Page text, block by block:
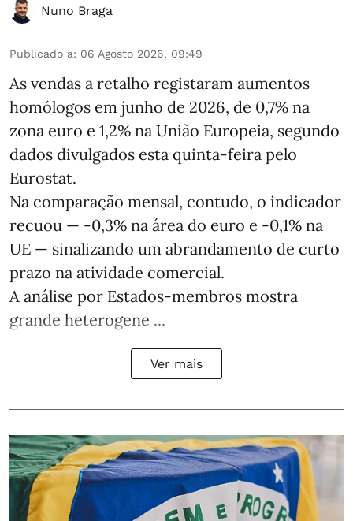
Nuno Braga
Publicado a: 06 Agosto 2026, 09:49
As vendas a retalho registaram aumentos
homólogos em junho de 2026, de 0,7% na
zona euro e 1,2% na União Europeia, segundo
dados divulgados esta quinta-feira pelo
Eurostat.
Na comparação mensal, contudo, o indicador
recuou — -0,3% na área do euro e -0,1% na
UE — sinalizando um abrandamento de curto
prazo na atividade comercial.
A análise por Estados‑membros mostra
grande heterogene ...
Ver mais